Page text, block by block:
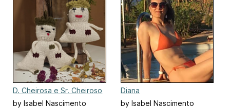
D. Cheirosa e Sr. Cheiroso
by Isabel Nascimento
Diana
by Isabel Nascimento